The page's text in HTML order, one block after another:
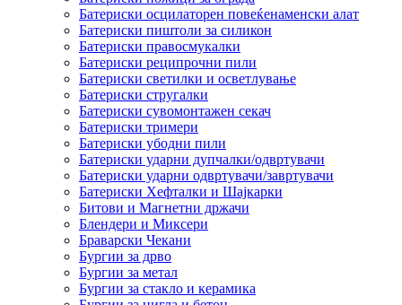
Батериски осцилаторен повеќенаменски алат
Батериски пиштоли за силикон
Батериски правосмукалки
Батериски реципрочни пили
Батериски светилки и осветлување
Батериски стругалки
Батериски сувомонтажен секач
Батериски тримери
Батериски убодни пили
Батериски ударни дупчалки/одвртувачи
Батериски ударни одвртувачи/завртувачи
Батериски Хефталки и Шајкарки
Битови и Магнетни држачи
Блендери и Миксери
Браварски Чекани
Бургии за дрво
Бургии за метал
Бургии за стакло и керамика